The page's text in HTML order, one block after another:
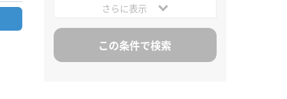
さらに表示